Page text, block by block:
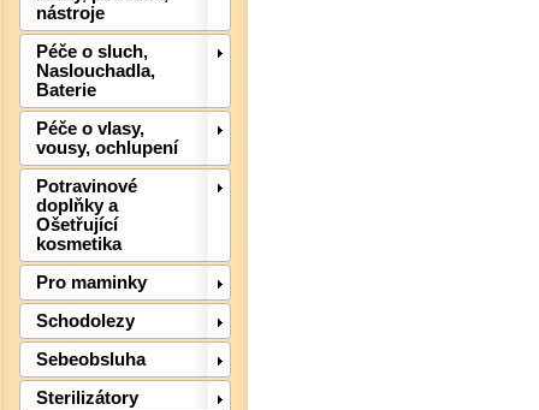
nástroje
Péče o sluch,
Naslouchadla,
Baterie
Péče o vlasy,
vousy, ochlupení
Potravinové
doplňky a
Ošetřující
kosmetika
Pro maminky
Schodolezy
Sebeobsluha
Sterilizátory